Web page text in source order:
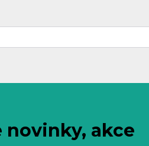
novinky, akce